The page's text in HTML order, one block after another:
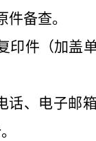
备查。
印件（加盖
话、电子邮